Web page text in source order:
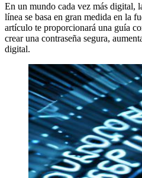
En un mundo cada vez más digital,
línea se basa en gran medida en la
artículo te proporcionará una guía
crear una contraseña segura,
digital.